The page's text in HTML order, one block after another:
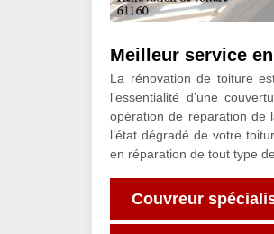
Meilleur service
La rénovation de toiture
l’essentialité d’une
opération de réparation de
l’état dégradé de votre
en réparation de tout type
Couvreur